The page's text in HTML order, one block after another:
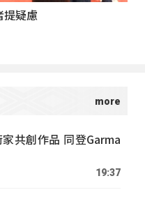
提疑慮
共創作品 同登Garma
19:37